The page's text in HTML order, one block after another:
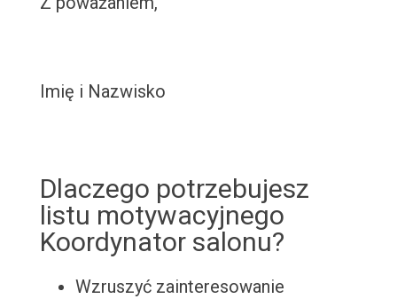
Imię i Nazwisko
Dlaczego potrzebujesz
listu motywacyjnego
Koordynator salonu?
Wzruszyć zainteresowanie